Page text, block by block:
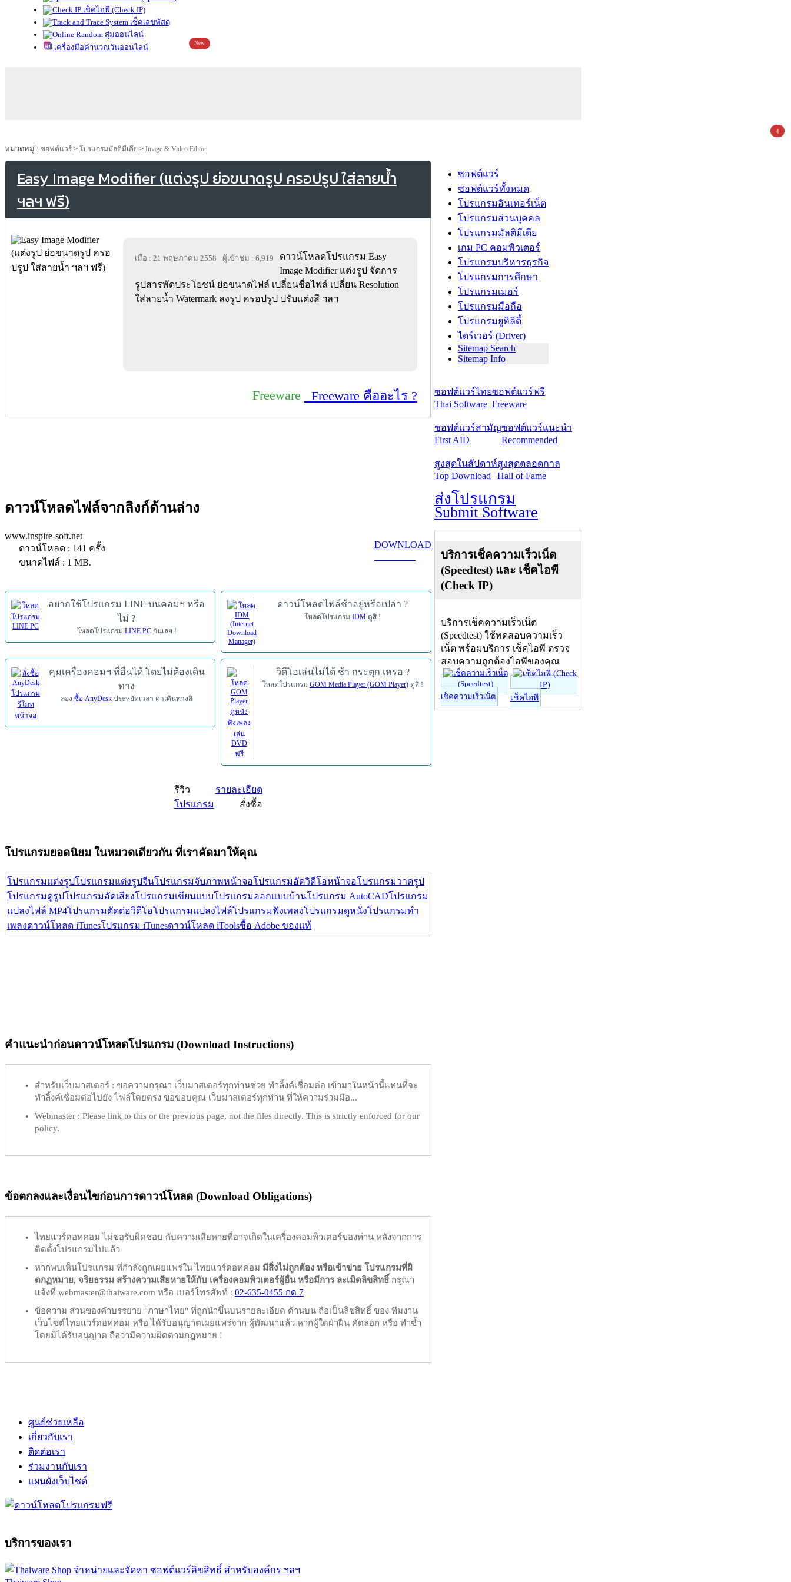
เช็คไอพี (Check IP)
เช็คเลขพัสดุ
สุ่มออนไลน์
เครื่องมือคำนวณวันออนไลน์
New
หมวดหมู่ : ซอฟต์แวร์ > โปรแกรมมัลติมีเดีย > Image & Video Editor
Easy Image Modifier (แต่งรูป ย่อขนาดรูป ครอปรูป ใส่ลายน้ำ
ฯลฯ ฟรี)
เมื่อ : 21 พฤษภาคม 2558 ผู้เข้าชม : 6,919
ดาวน์โหลดโปรแกรม Easy
Image Modifier แต่งรูป จัดการ
รูปสารพัดประโยชน์ ย่อขนาดไฟล์ เปลี่ยนชื่อไฟล์ เปลี่ยน Resolution
ใส่ลายน้ำ Watermark ลงรูป ครอปรูป ปรับแต่งสี ฯลฯ
Freeware Freeware คืออะไร ?
ดาวน์โหลดไฟล์จากลิงก์ด้านล่าง
www.inspire-soft.net
ดาวน์โหลด : 141 ครั้ง
ขนาดไฟล์ : 1 MB.
DOWNLOAD
อยากใช้โปรแกรม LINE บนคอมฯ หรือ
ไม่ ?
โหลดโปรแกรม LINE PCกันเลย !
ดาวน์โหลดไฟล์ช้าอยู่หรือเปล่า ?
โหลดโปรแกรม IDM ดูสิ !
คุมเครื่องคอมฯ ที่อื่นได้ โดยไม่ต้องเดิน
ทาง
ลอง ซื้อ AnyDesk ประหยัดเวลา ค่าเดินทางสิ
วิดีโอเล่นไม่ได้ ช้า กระตุก เหรอ ?
โหลดโปรแกรม GOM Media Player (GOM Player) ดูสิ !
รีวิว
รายละเอียด
โปรแกรม
สั่งซื้อ
โปรแกรมยอดนิยม ในหมวดเดียวกัน ที่เราคัดมาให้คุณ
โปรแกรมแต่งรูปโปรแกรมแต่งรูปจีนโปรแกรมจับภาพหน้าจอโปรแกรมอัดวิดีโอหน้าจอโปรแกรมวาดรูป
โปรแกรมดูรูปโปรแกรมอัดเสียงโปรแกรมเขียนแบบโปรแกรมออกแบบบ้านโปรแกรม AutoCADโปรแกรม
แปลงไฟล์ MP4โปรแกรมตัดต่อวิดีโอโปรแกรมแปลงไฟล์โปรแกรมฟังเพลงโปรแกรมดูหนังโปรแกรมทำ
เพลงดาวน์โหลด iTunesโปรแกรม iTunesดาวน์โหลด iToolsซื้อ Adobe ของแท้
คำแนะนำก่อนดาวน์โหลดโปรแกรม (Download Instructions)
สำหรับเว็บมาสเตอร์ : ขอความกรุณา เว็บมาสเตอร์ทุกท่านช่วย ทำลิ้งค์เชื่อมต่อ เข้ามาในหน้านี้แทนที่จะ
ทำลิ้งค์เชื่อมต่อไปยัง ไฟล์โดยตรง ขอขอบคุณ เว็บมาสเตอร์ทุกท่าน ที่ให้ความร่วมมือ...
Webmaster : Please link to this or the previous page, not the files directly. This is strictly enforced for our
policy.
ข้อตกลงและเงื่อนไขก่อนการดาวน์โหลด (Download Obligations)
ไทยแวร์ดอทคอม ไม่ขอรับผิดชอบ กับความเสียหายที่อาจเกิดในเครื่องคอมพิวเตอร์ของท่าน หลังจากการ
ติดตั้งโปรแกรมไปแล้ว
หากพบเห็นโปรแกรม ที่กำลังถูกเผยแพร่ใน ไทยแวร์ดอทคอม มีสิ่งไม่ถูกต้อง หรือเข้าข่าย โปรแกรมที่ผิ
ดกฏหมาย, จริยธรรม สร้างความเสียหายให้กับ เครื่องคอมพิวเตอร์ผู้อื่น หรือมีการ ละเมิดลิขสิทธิ์ กรุณา
แจ้งที่ webmaster@thaiware.com หรือ เบอร์โทรศัพท์ : 02-635-0455 กด 7
ข้อความ ส่วนของคำบรรยาย "ภาษาไทย" ที่ถูกนำขึ้นบนรายละเอียด ด้านบน ถือเป็นลิขสิทธิ์ ของ ทีมงาน
เว็บไซต์ไทยแวร์ดอทคอม หรือ ได้รับอนุญาตเผยแพร่จาก ผู้พัฒนาแล้ว หากผู้ใดฝ่าฝืน คัดลอก หรือ ทำซ้ำ
โดยมิได้รับอนุญาต ถือว่ามีความผิดตามกฎหมาย !
ซอฟต์แวร์
ซอฟต์แวร์ทั้งหมด
โปรแกรมอินเทอร์เน็ต
โปรแกรมส่วนบุคคล
โปรแกรมมัลติมีเดีย
เกม PC คอมพิวเตอร์
โปรแกรมบริหารธุรกิจ
โปรแกรมการศึกษา
โปรแกรมเมอร์
โปรแกรมมือถือ
โปรแกรมยูทิลิตี้
ไดร์เวอร์ (Driver)
Sitemap Search
Sitemap Info
ซอฟต์แวร์ไทย
Thai Software
ซอฟต์แวร์ฟรี
Freeware
ซอฟต์แวร์สามัญ
First AID
ซอฟต์แวร์แนะนำ
Recommended
สูงสุดในสัปดาห์
Top Download
สูงสุดตลอดกาล
Hall of Fame
ส่งโปรแกรม
Submit Software
บริการเช็คความเร็วเน็ต
(Speedtest) และ เช็คไอพี
(Check IP)
บริการเช็คความเร็วเน็ต
(Speedtest) ใช้ทดสอบความเร็ว
เน็ต พร้อมบริการ เช็คไอพี ตรวจ
สอบความถูกต้องไอพีของคุณ
เช็คความเร็วเน็ต เช็คไอพี
ศูนย์ช่วยเหลือ
เกี่ยวกับเรา
ติดต่อเรา
ร่วมงานกับเรา
4
แผนผังเว็บไซต์
บริการของเรา